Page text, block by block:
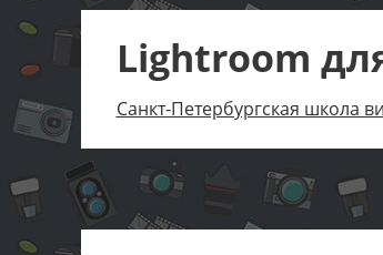
Lightroom
Санкт-Петербургская школа